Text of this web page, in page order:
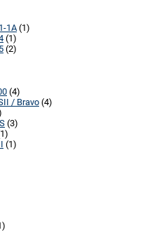
1A (1)
(1)
(2)
(4)
/ Bravo (4)
(3)
(1)